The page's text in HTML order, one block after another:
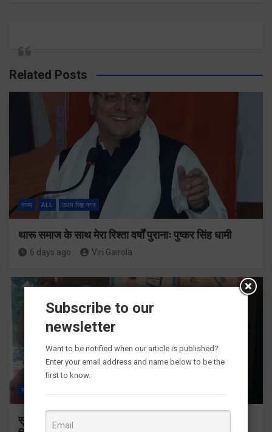
Related Posts
राज्य ALL उधम सिंह नगर
थारू समाज के साथ मेरा रिश्ता वर्षों पुरानाः पुष्कर सिंह धामी
6 days ago Viri Gairola
राज्य
सृष्टि कंडारी दहेज हत्या प्रकरण में पति सौरभ व ननद सुरभी
Subscribe to our
newsletter
Want to be notified when our article is published?
Enter your email address and name below to be the
first to know.